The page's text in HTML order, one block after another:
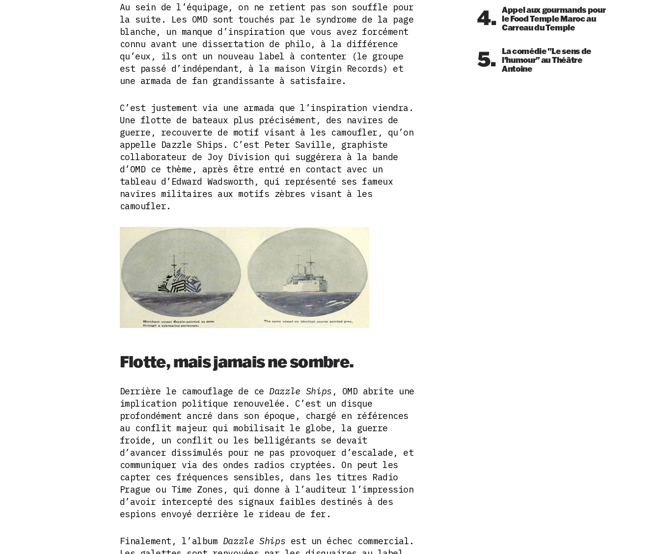
Au sein de l’équipage, on ne retient pas son souffle pour
la suite. Les OMD sont touchés par le syndrome de la page
blanche, un manque d’inspiration que vous avez forcément
connu avant une dissertation de philo, à la différence
qu’eux, ils ont un nouveau label à contenter (le groupe
est passé d’indépendant, à la maison Virgin Records) et
une armada de fan grandissante à satisfaire.
C’est justement via une armada que l’inspiration viendra.
Une flotte de bateaux plus précisément, des navires de
guerre, recouverte de motif visant à les camoufler, qu’on
appelle Dazzle Ships. C’est Peter Saville, graphiste
collaborateur de Joy Division qui suggérera à la bande
d’OMD ce thème, après être entré en contact avec un
tableau d’Edward Wadsworth, qui représenté ses fameux
navires militaires aux motifs zèbres visant à les
camoufler.
Flotte, mais jamais ne sombre.
Derrière le camouflage de ce Dazzle Ships , OMD abrite une
implication politique renouvelée. C’est un disque
profondément ancré dans son époque, chargé en références
au conflit majeur qui mobilisait le globe, la guerre
froide, un conflit ou les belligérants se devait
d’avancer dissimulés pour ne pas provoquer d’escalade, et
communiquer via des ondes radios cryptées. On peut les
capter ces fréquences sensibles, dans les titres Radio
Prague ou Time Zones, qui donne à l’auditeur l’impression
d’avoir intercepté des signaux faibles destinés à des
espions envoyé derrière le rideau de fer.
Finalement, l’album Dazzle Ships est un échec commercial.
4. Appel aux gourmands pour
le Food Temple Maroc au
Carreau du Temple
5. La comédie "Le sens de
l'humour" au Théâtre
Antoine